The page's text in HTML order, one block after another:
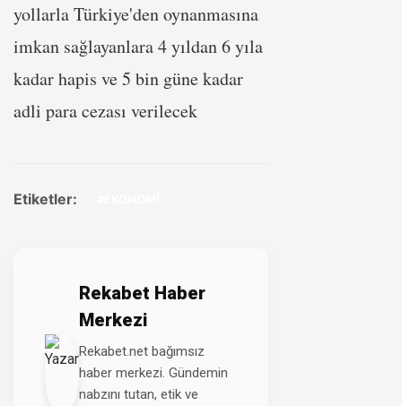
yollarla Türkiye'den oynanmasına
imkan sağlayanlara 4 yıldan 6 yıla
kadar hapis ve 5 bin güne kadar
adli para cezası verilecek
Etiketler:
Rekabet Haber
Merkezi
Rekabet.net bağımsız
haber merkezi. Gündemin
nabzını tutan, etik ve